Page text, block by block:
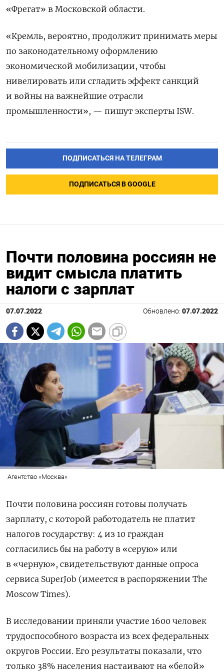
«Фрегат» в Московской области.
«Кремль, вероятно, продолжит принимать меры
по законодательному оформлению
экономической мобилизации, чтобы
нивелировать или сгладить эффект санкций
и войны на важнейшие отрасли
промышленности», — пишут эксперты ISW.
ПОДПИСАТЬСЯ НА ТЕЛЕГРАМ
ПОДПИСАТЬСЯ В GOOGLE
Почти половина россиян не
видит смысла платить
налоги с зарплат
07.07.2022 Обновлено: 07.07.2022
Агентство «Москва»
Почти половина россиян готовы получать
зарплату, с которой работодатель не платит
налогов государству: 4 из 10 граждан
согласились бы на работу в «серую» или
в «черную», свидетельствуют данные опроса
сервиса SuperJob (имеется в распоряжении The
Moscow Times).
В исследовании приняли участие 1600 человек
трудоспособного возраста из всех федеральных
округов России. Его результаты показали, что
только 38% населения настаивают на «белой»